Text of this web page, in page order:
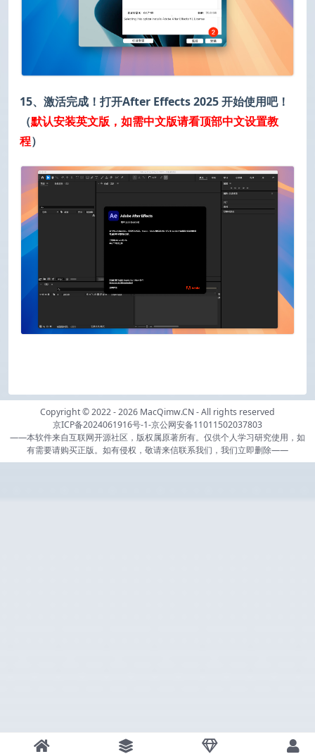
15、激活完成！打开After Effects 2025 开始使用吧！
（默认安装英文版，如需中文版请看顶部中文设置教
程）
Copyright © 2022 - 2026 MacQimw.CN - All rights reserved
京ICP备2024061916号-1-京公网安备11011502037803
——本软件来自互联网开源社区，版权属原著所有。仅供个人学习研究使用，如
有需要请购买正版。如有侵权，敬请来信联系我们，我们立即删除——